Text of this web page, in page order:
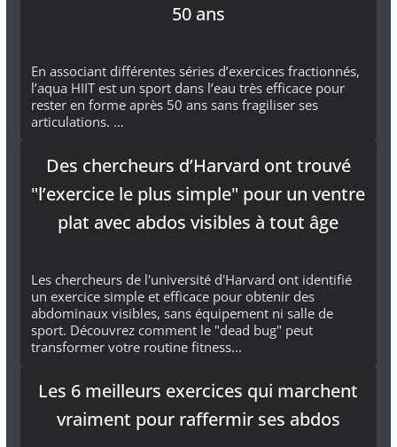
50 ans
En associant différentes séries d’exercices fractionnés,
l’aqua HIIT est un sport dans l’eau très efficace pour
rester en forme après 50 ans sans fragiliser ses
articulations. …
Des chercheurs d’Harvard ont trouvé
"l’exercice le plus simple" pour un ventre
plat avec abdos visibles à tout âge
Les chercheurs de l'université d'Harvard ont identifié
un exercice simple et efficace pour obtenir des
abdominaux visibles, sans équipement ni salle de
sport. Découvrez comment le "dead bug" peut
transformer votre routine fitness...
Les 6 meilleurs exercices qui marchent
vraiment pour raffermir ses abdos